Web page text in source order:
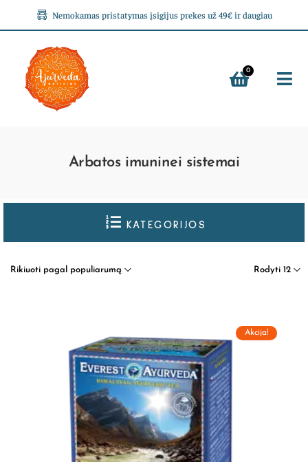
Nemokamas pristatymas įsigijus prekes už 49€ ir daugiau
0
Arbatos imuninei sistemai
KATEGORIJOS
Rodyti 12
Rikiuoti pagal populiarumą
Akcija!